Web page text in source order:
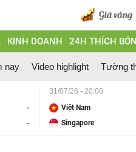
KINH DOANH 24H THÍCH
nay Video highlight Tường
-
-
31/07/26 - 20:00
Việt Nam
Singapore